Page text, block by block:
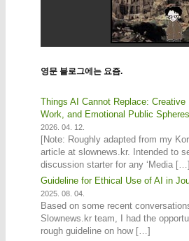
영문 블로그에는 요즘.
Things AI Cannot Replace:
Work, and Emotional Public Spheres
2026. 04. 12.
[Note: Roughly adapted from my
article at slownews.kr. Intended to
discussion starter for any ‘Media […]
Guideline for Ethical Use of AI in
2025. 08. 04.
Based on some recent
Slownews.kr team, I had the
rough guideline on how […]